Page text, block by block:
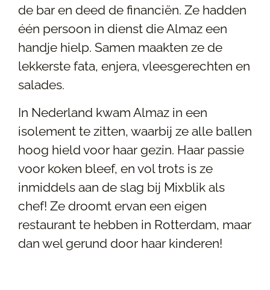
de bar en deed de financiën. Ze hadden
één persoon in dienst die Almaz een
handje hielp. Samen maakten ze de
lekkerste fata, enjera, vleesgerechten en
salades.
In Nederland kwam Almaz in een
isolement te zitten, waarbij ze alle ballen
hoog hield voor haar gezin. Haar passie
voor koken bleef, en vol trots is ze
inmiddels aan de slag bij Mixblik als
chef! Ze droomt ervan een eigen
restaurant te hebben in Rotterdam, maar
dan wel gerund door haar kinderen!